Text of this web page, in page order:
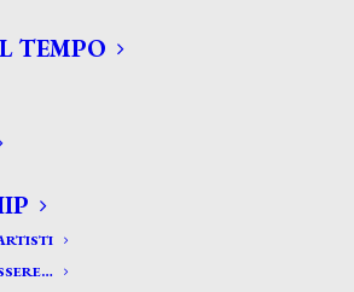
TEMPO
macchiaioli in